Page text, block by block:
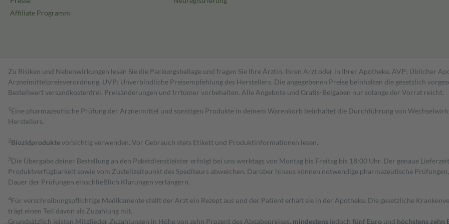
Affiliate Programm
Zu Risiken und Nebenwirkungen lesen Sie die Packungsbeilage und fragen Sie Ihre Ärztin, Ihren Arzt oder in Ihrer Apotheke. AVP: Üblicher
Arzneimittelpreisverordnung. UVP: Unverbindliche Preisempfehlung des Herstellers. Die angegebenen Preise beinhalten die gesetzlich
Bestell­wert versand­kosten­frei. Preisänderungen und Irrtümer vorbehalten. Alle Angebote und Gratis-Beigaben nur solange der Vorrat reicht.
1 Eine pharmazeutische Prüfung der Arzneimittel und sonstigen Produkte in deinem Warenkorb beinhaltet die Durchführung von
Herstellers.
2Biozidproduktevorsichtig verwenden. Vor Gebrauch stets Etikett und Produktinformationen lesen.
3Die Übergabe deiner Bestellung an den Paketdienstleister erfolgt bei uns werktags von Montag bis Freitag bis 18:00 Uhr. Der genaue
Produktverfügbarkeit sowie vom Zustellzeitpunkt des Spediteurs abweichen. Darüber hinaus können notwendige pharmazeutische
Dauer der Prüfungen einschließlich Klärungen verlängern.
4Für verschreibungspflichtige Medikamente stellt der Arzt ein Rezept aus und der Patient erhält sie in der Apotheke. Die gesetzliche
trägt einen Teil davon als Zuzahlung mit.
Grundsätzlich leisten Mitglieder Zuzahlungen in Höhe von zehn Prozent des Abgabepreises, mindestens jedoch fünf Euro und höchstens zehn